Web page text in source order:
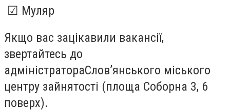
☑ Муляр
Якщо вас зацікавили вакансії,
звертайтесь до
адміністратораСлов’янського міського
центру зайнятості (площа Соборна 3, 6
поверх).